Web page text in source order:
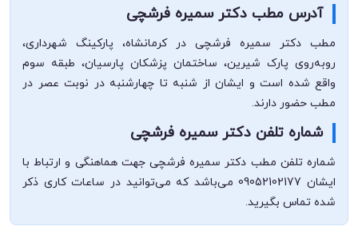
آدرس مطب دکتر سمیره فرشچی
مطب دکتر سمیره فرشچی در کرمانشاه، پارکینگ شهرداری،
روبه‌روی پارک شیرین، ساختمان پزشکان پارسیان، طبقه سوم
واقع شده است و ایشان از شنبه تا چهارشنبه در نوبت عصر در
مطب حضور دارند.
شماره تلفن دکتر سمیره فرشچی
شماره تلفن مطب دکتر سمیره فرشچی جهت هماهنگی و ارتباط با
ایشان 09052102177 می‌باشد که می‌توانید در ساعات کاری ذکر
شده تماس بگیرید.